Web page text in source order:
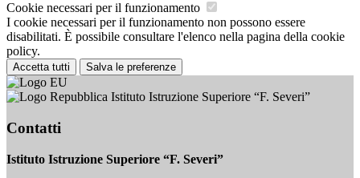
Cookie necessari per il funzionamento
I cookie necessari per il funzionamento non possono essere
disabilitati. È possibile consultare l'elenco nella pagina della cookie
policy.
Accetta tutti Salva le preferenze
Istituto Istruzione Superiore “F. Severi”
Contatti
Istituto Istruzione Superiore “F. Severi”